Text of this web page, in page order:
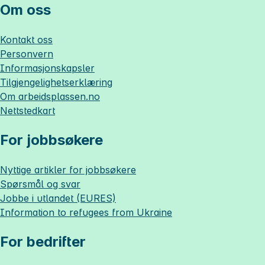
Om oss
Kontakt oss
Personvern
Informasjonskapsler
Tilgjengelighetserklæring
Om arbeidsplassen.no
Nettstedkart
For jobbsøkere
Nyttige artikler for jobbsøkere
Spørsmål og svar
Jobbe i utlandet (EURES)
Information to refugees from Ukraine
For bedrifter